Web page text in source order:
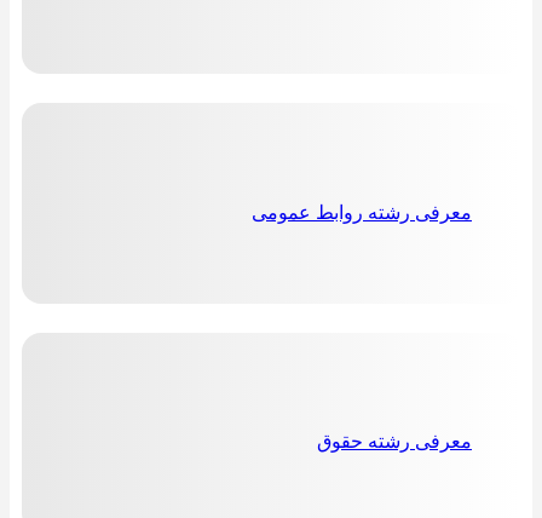
معرفی رشته روابط عمومی
معرفی رشته حقوق